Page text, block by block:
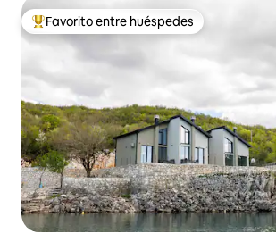
De los mejores en Favorito entre huéspedes
Favorito entre huéspedes